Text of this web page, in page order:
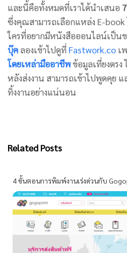
และนี้คือทั้งหมดที่เราได้นำเสนอ
ซึ่งคุณสามารถเลือกแหล่ง E-
ใครที่อยากมีหนังสือออนไลน์เป็นข
บุ๊ค ลองเข้าไปดูที่ Fastwork.co เ
โดยเหล่ามืออาชีพข้อมูลเที่ยงตร
หลังส่งงาน สามารถเข้าไปพูดคุย
ทิ้งงานอย่างแน่นอน
Related Posts
4 ขั้นตอนการพิมพ์งานเร่งด่วนกับ